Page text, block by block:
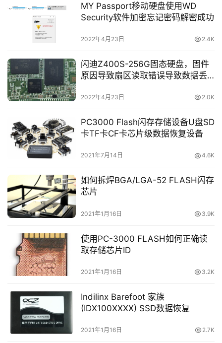
MY Passport移动硬盘使用WD
Security软件加密忘记密码解密成功
2022年4月23日 2.4K
闪迪Z400S-256G固态硬盘，固件
原因导致扇区读取错误导致数据丢
SSD数据恢复成功
2022年4月23日 2.0K
PC3000 Flash闪存存储设备U盘SD
卡TF卡CF卡芯片级数据恢复设备
2021年7月14日 4.6K
如何拆焊BGA/LGA-52 FLASH闪存
芯片
2021年1月16日 3.9K
使用PC-3000 FLASH如何正确读
取存储芯片ID
2021年1月16日 3.2K
Indilinx Barefoot 家族
(IDX100XXXX) SSD数据恢复
2021年1月16日 2.7K